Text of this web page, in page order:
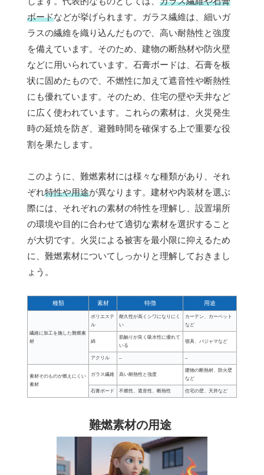
ボードなどが挙げられます。ガラス繊維は、細いガ
ラスの繊維を織り込んだもので、高い耐熱性と強度
を備えています。そのため、建物の断熱材や防火壁
などに用いられています。石膏ボードは、石膏を板
状に固めたもので、不燃性に加えて遮音性や断熱性
にも優れています。そのため、住宅の壁や天井など
に広く使われています。これらの素材は、火災発生
時の延焼を防ぎ、避難時間を確保する上で重要な役
割を果たします。
このように、難燃素材には様々な種類があり、それ
ぞれ特性や用途が異なります。建材や内装材を選ぶ
際には、それぞれの素材の特性を理解し、設置場所
の環境や目的に合わせて適切な素材を選択すること
が大切です。火災による被害を最小限に抑えるため
に、難燃素材についてしっかりと理解しておきまし
ょう。
種類 素材 特徴 用途
繊維に加工を施した難燃素
材
ポリエステ
ル
耐久性が高くシワになりにく
い
カーテン、カーペット
など
綿
肌触りが良く吸水性に優れて
いる
寝具、パジャマなど
アクリル – –
素材そのものが燃えにくい
素材
ガラス繊維 高い耐熱性と強度
建物の断熱材、防火壁
など
石膏ボード 不燃性、遮音性、断熱性 住宅の壁、天井など
難燃素材の用途